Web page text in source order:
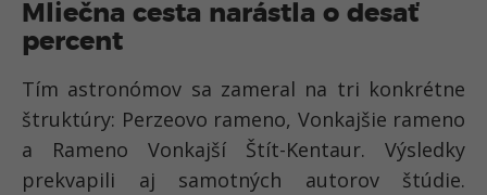
Mliečna cesta narástla o desať
percent
Tím astronómov sa zameral na tri konkrétne
štruktúry: Perzeovo rameno, Vonkajšie rameno
a Rameno Vonkajší Štít-Kentaur. Výsledky
prekvapili aj samotných autorov štúdie.